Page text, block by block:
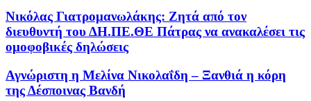
Νικόλας Γιατρομανωλάκης: Ζητά από τον
διευθυντή του ΔΗ.ΠΕ.ΘΕ Πάτρας να ανακαλέσει τις
ομοφοβικές δηλώσεις
Αγνώριστη η Μελίνα Νικολαΐδη – Ξανθιά η κόρη
της Δέσποινας Βανδή